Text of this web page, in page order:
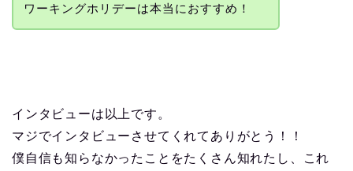
ワーキングホリデーは本当におすすめ！
インタビューは以上です。
マジでインタビューさせてくれてありがとう！！
僕自信も知らなかったことをたくさん知れたし、これ